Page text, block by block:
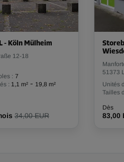
- Köln Mülheim
12-18
: 7
: 1,1 m² - 19,8 m²
34,00 EUR
51373
Unités
Tailles
Dès
83,00